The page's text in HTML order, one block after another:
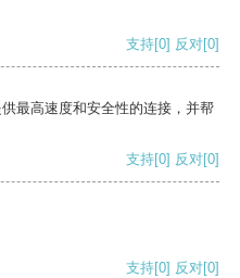
支持[0] 反对[0]
最高速度和安全性的连接，并帮
支持[0] 反对[0]
支持[0] 反对[0]